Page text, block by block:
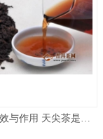
天尖茶的功效与作用 天尖茶是什么茶 什么是天尖茶